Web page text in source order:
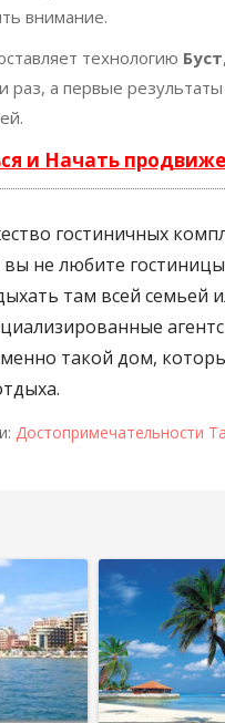
внимание.
технологию Буст
раз, а первые
и Начать
гостиничных
вы не любите
там всей семьей
такой дом,
Достопримечательности